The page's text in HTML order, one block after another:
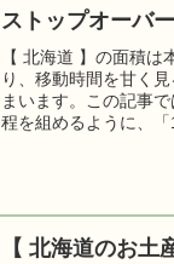
ストップオーバー
【 北海道 】の面積
り、移動時間を甘く
まいます。この記事
程を組めるように、
【 北海道のお